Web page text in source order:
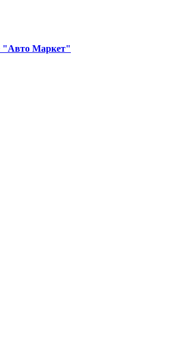
Маркет"